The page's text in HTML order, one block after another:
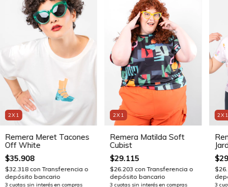
2X1
Remera Meret Tacones
Off White
$35.908
$32.318 con Transferencia o
depósito bancario
2X1
Remera Matilda Soft
Cubist
$29.115
$26.203 con Transferencia o
depósito bancario